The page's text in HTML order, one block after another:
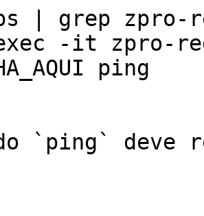
| grep zpro-
-it zpro-
ping
`ping` deve